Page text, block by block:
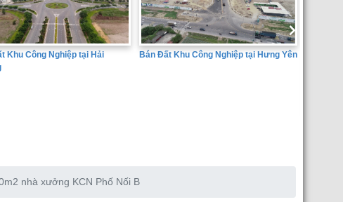
Bán Đất Khu Công Nghiệp tại Hưng Yên
nhà xưởng KCN Phố Nối B